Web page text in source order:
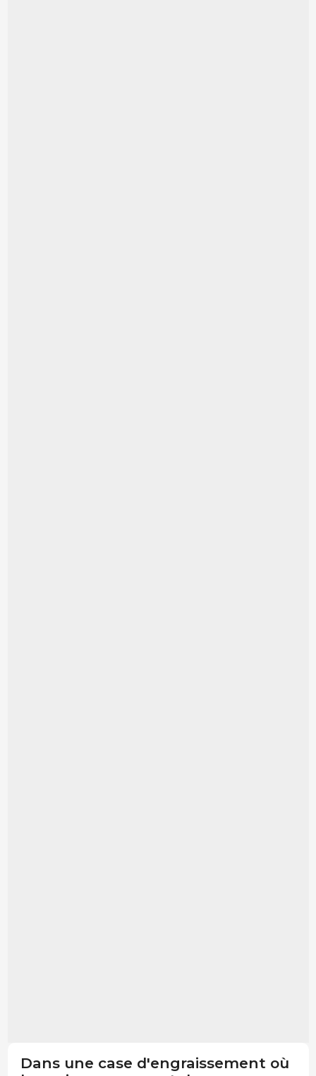
Dans une case d'engraissement où